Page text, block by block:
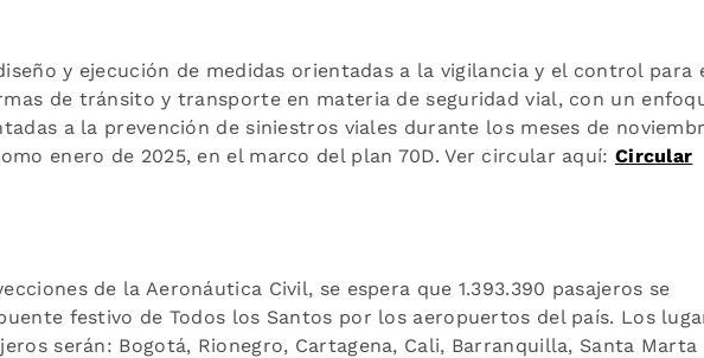
y ejecución de medidas orientadas a la vigilancia y el control para
de tránsito y transporte en materia de seguridad vial, con un
a la prevención de siniestros viales durante los meses de
enero de 2025, en el marco del plan 70D. Ver circular aquí: Circular
de la Aeronáutica Civil, se espera que 1.393.390 pasajeros se
festivo de Todos los Santos por los aeropuertos del país. Los
serán: Bogotá, Rionegro, Cartagena, Cali, Barranquilla, Santa Marta